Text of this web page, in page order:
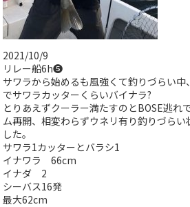
2021/10/9
リレー船6h❺
サワラから始めるも風強くて釣りづらい中
でサワラカッターくらいバイナラ?
とりあえずクーラー満たすのとBOSE逃れ
ム再開、相変わらずウネリ有り釣りづら
した。
サワラ1カッターとバラシ1
イナワラ 66cm
イナダ 2
シーバス16発
最大62cm